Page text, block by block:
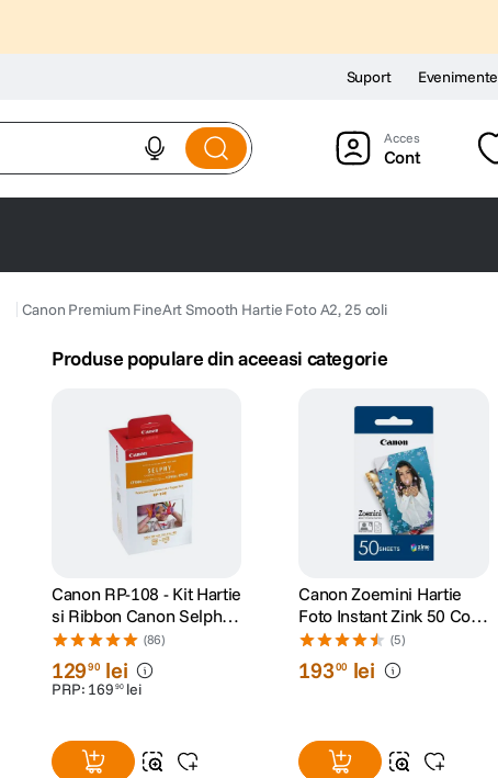
Suport Evenimente
Cont
Canon Premium FineArt Smooth Hartie Foto A2, 25 coli
Produse populare din aceeasi categorie
Canon RP-108 - Kit Hartie
si Ribbon Canon Selphy
CP910, CP1200,
CP1300, CP1500
(86)
12990 lei
PRP: 169 90 lei
Canon Zoemini Hartie
Foto Instant Zink 50 Coli
2x3"
(5)
19300 lei